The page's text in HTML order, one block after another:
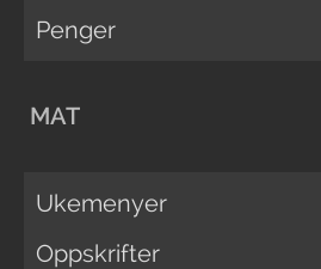
Penger
MAT
Ukemenyer
Oppskrifter